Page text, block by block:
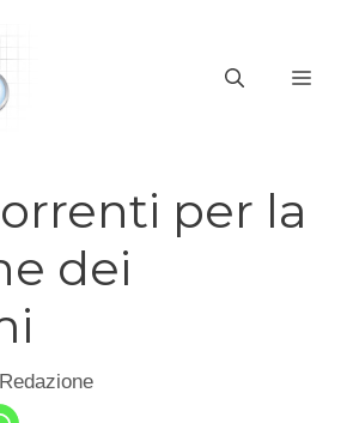
per la
dei
Redazione